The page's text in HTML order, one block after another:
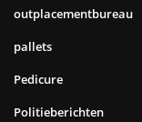
outplacementbureau
pallets
Pedicure
Politieberichten